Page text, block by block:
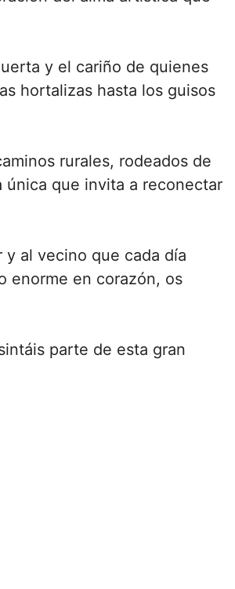
y el cariño de quienes
hortalizas hasta los guisos
rurales, rodeados de
única que invita a reconectar
al vecino que cada día
enorme en corazón, os
parte de esta gran